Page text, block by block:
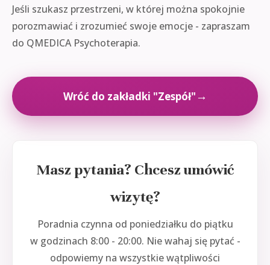
Jeśli szukasz przestrzeni, w której można spokojnie
porozmawiać i zrozumieć swoje emocje - zapraszam
do QMEDICA Psychoterapia.
Wróć do zakładki "Zespół"
Masz pytania? Chcesz umówić
wizytę?
Poradnia czynna od poniedziałku do piątku
w godzinach 8:00 - 20:00. Nie wahaj się pytać -
odpowiemy na wszystkie wątpliwości